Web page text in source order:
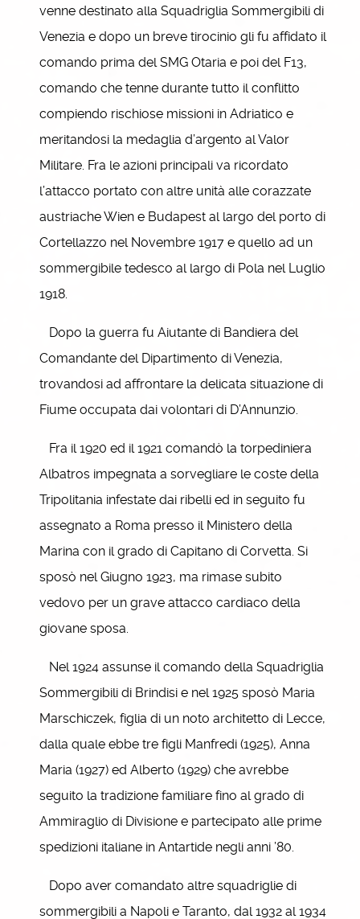
venne destinato alla Squadriglia Sommergibili di
Venezia e dopo un breve tirocinio gli fu affidato il
comando prima del SMG Otaria e poi del F13,
comando che tenne durante tutto il conflitto
compiendo rischiose missioni in Adriatico e
meritandosi la medaglia d’argento al Valor
Militare. Fra le azioni principali va ricordato
l’attacco portato con altre unità alle corazzate
austriache Wien e Budapest al largo del porto di
Cortellazzo nel Novembre 1917 e quello ad un
sommergibile tedesco al largo di Pola nel Luglio
1918.
Dopo la guerra fu Aiutante di Bandiera del
Comandante del Dipartimento di Venezia,
trovandosi ad affrontare la delicata situazione di
Fiume occupata dai volontari di D’Annunzio.
Fra il 1920 ed il 1921 comandò la torpediniera
Albatros impegnata a sorvegliare le coste della
Tripolitania infestate dai ribelli ed in seguito fu
assegnato a Roma presso il Ministero della
Marina con il grado di Capitano di Corvetta. Si
sposò nel Giugno 1923, ma rimase subito
vedovo per un grave attacco cardiaco della
giovane sposa.
Nel 1924 assunse il comando della Squadriglia
Sommergibili di Brindisi e nel 1925 sposò Maria
Marschiczek, figlia di un noto architetto di Lecce,
dalla quale ebbe tre figli Manfredi (1925), Anna
Maria (1927) ed Alberto (1929) che avrebbe
seguito la tradizione familiare fino al grado di
Ammiraglio di Divisione e partecipato alle prime
spedizioni italiane in Antartide negli anni ’80.
Dopo aver comandato altre squadriglie di
sommergibili a Napoli e Taranto, dal 1932 al 1934